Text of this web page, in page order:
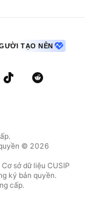
TẠO NÊN
© 2026
sở dữ liệu CUSIP
ký bản quyền.
cấp.